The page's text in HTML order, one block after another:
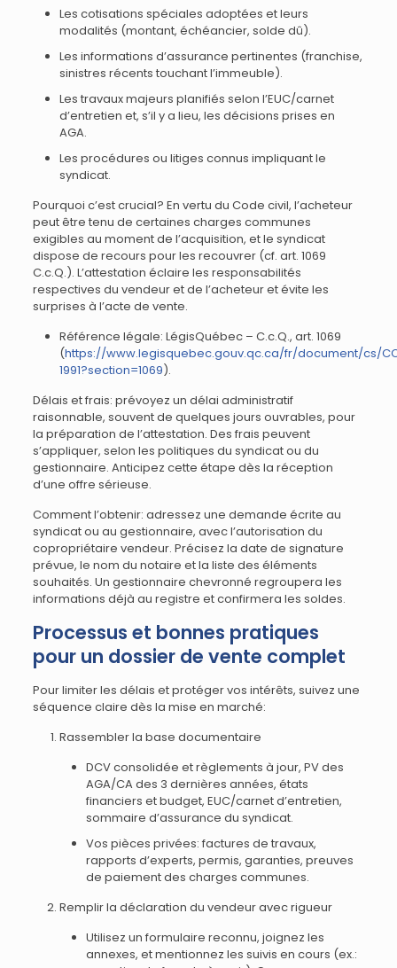
Les cotisations spéciales adoptées et leurs
modalités (montant, échéancier, solde dû).
Les informations d’assurance pertinentes (franchise,
sinistres récents touchant l’immeuble).
Les travaux majeurs planifiés selon l’EUC/carnet
d’entretien et, s’il y a lieu, les décisions prises en
AGA.
Les procédures ou litiges connus impliquant le
syndicat.
Pourquoi c’est crucial? En vertu du Code civil, l’acheteur
peut être tenu de certaines charges communes
exigibles au moment de l’acquisition, et le syndicat
dispose de recours pour les recouvrer (cf. art. 1069
C.c.Q.). L’attestation éclaire les responsabilités
respectives du vendeur et de l’acheteur et évite les
surprises à l’acte de vente.
Référence légale: LégisQuébec – C.c.Q., art. 1069
(https://www.legisquebec.gouv.qc.ca/fr/document/cs/
1991?section=1069).
Délais et frais: prévoyez un délai administratif
raisonnable, souvent de quelques jours ouvrables, pour
la préparation de l’attestation. Des frais peuvent
s’appliquer, selon les politiques du syndicat ou du
gestionnaire. Anticipez cette étape dès la réception
d’une offre sérieuse.
Comment l’obtenir: adressez une demande écrite au
syndicat ou au gestionnaire, avec l’autorisation du
copropriétaire vendeur. Précisez la date de signature
prévue, le nom du notaire et la liste des éléments
souhaités. Un gestionnaire chevronné regroupera les
informations déjà au registre et confirmera les soldes.
Processus et bonnes pratiques
pour un dossier de vente complet
Pour limiter les délais et protéger vos intérêts, suivez une
séquence claire dès la mise en marché:
Rassembler la base documentaire
DCV consolidée et règlements à jour, PV des
AGA/CA des 3 dernières années, états
financiers et budget, EUC/carnet d’entretien,
sommaire d’assurance du syndicat.
Vos pièces privées: factures de travaux,
rapports d’experts, permis, garanties, preuves
de paiement des charges communes.
Remplir la déclaration du vendeur avec rigueur
Utilisez un formulaire reconnu, joignez les
annexes, et mentionnez les suivis en cours (ex.: